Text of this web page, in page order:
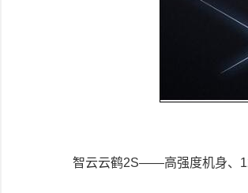
智云云鹤2S——高强度机身、